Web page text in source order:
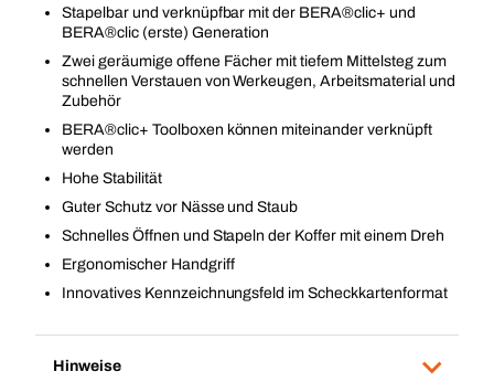
Stapelbar und verknüpfbar mit der BERA®clic+ und
BERA®clic (erste) Generation
Zwei geräumige offene Fächer mit tiefem Mittelsteg zum
schnellen Verstauen von Werkeugen, Arbeitsmaterial und
Zubehör
BERA®clic+ Toolboxen können miteinander verknüpft
werden
Hohe Stabilität
Guter Schutz vor Nässe und Staub
Schnelles Öffnen und Stapeln der Koffer mit einem Dreh
Ergonomischer Handgriff
Innovatives Kennzeichnungsfeld im Scheckkartenformat
Hinweise